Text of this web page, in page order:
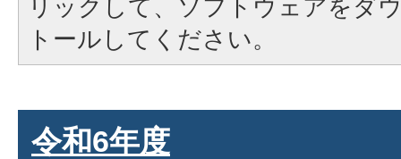
リックして、ソフトウェアをダ
トールしてください。
令和6年度